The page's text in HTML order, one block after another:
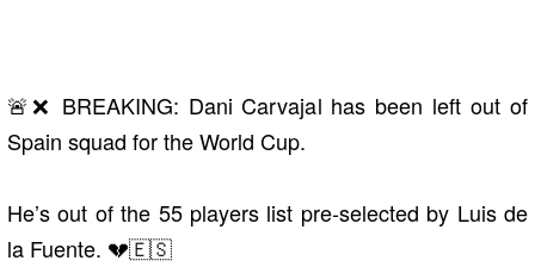
🚨❌ BREAKING: Dani Carvajal has been left out of
Spain squad for the World Cup.
He’s out of the 55 players list pre-selected by Luis de
la Fuente. 💔🇪🇸